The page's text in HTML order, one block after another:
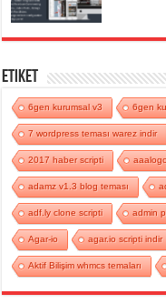
Etiket
6gen kurumsal v3 6gen
7 wordpress teması warez indir
2017 haber scripti
adamz v1.3 blog teması
adf.ly clone scripti admin
Agar-io agar.io scripti indir
Aktif Bilişim whmcs temaları